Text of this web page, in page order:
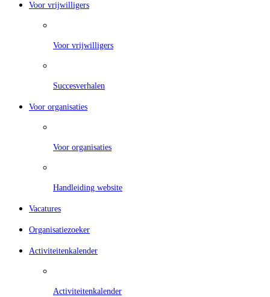
Voor vrijwilligers
Voor vrijwilligers
Succesverhalen
Voor organisaties
Voor organisaties
Handleiding website
Vacatures
Organisatiezoeker
Activiteitenkalender
Activiteitenkalender